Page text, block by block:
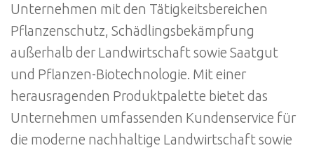
Unternehmen mit den Tätigkeitsbereichen
Pflanzenschutz, Schädlingsbekämpfung
außerhalb der Landwirtschaft sowie Saatgut
und Pflanzen-Biotechnologie. Mit einer
herausragenden Produktpalette bietet das
Unternehmen umfassenden Kundenservice für
die moderne nachhaltige Landwirtschaft sowie